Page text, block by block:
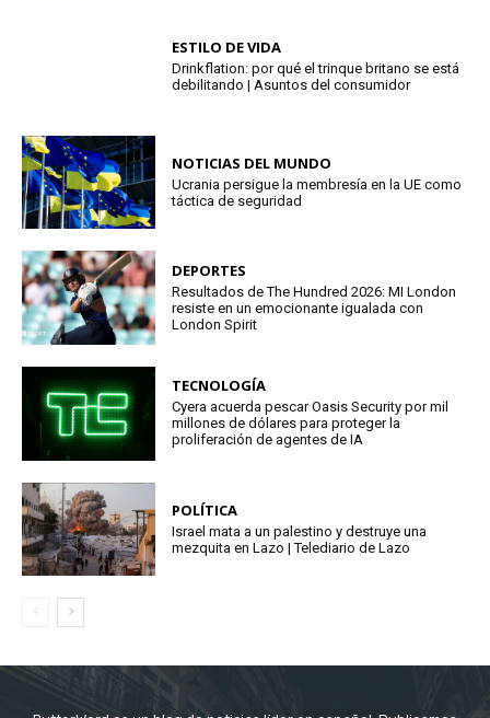
ESTILO DE VIDA
Drinkflation: por qué el trinque britano se está
debilitando | Asuntos del consumidor
NOTICIAS DEL MUNDO
Ucrania persigue la membresía en la UE como
táctica de seguridad
DEPORTES
Resultados de The Hundred 2026: MI London
resiste en un emocionante igualada con
London Spirit
TECNOLOGÍA
Cyera acuerda pescar Oasis Security por mil
millones de dólares para proteger la
proliferación de agentes de IA
POLÍTICA
Israel mata a un palestino y destruye una
mezquita en Lazo | Telediario de Lazo